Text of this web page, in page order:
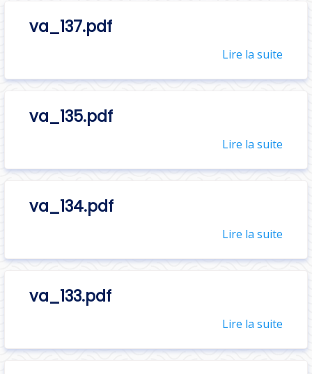
va_137.pdf
Lire la suite
va_135.pdf
Lire la suite
va_134.pdf
Lire la suite
va_133.pdf
Lire la suite